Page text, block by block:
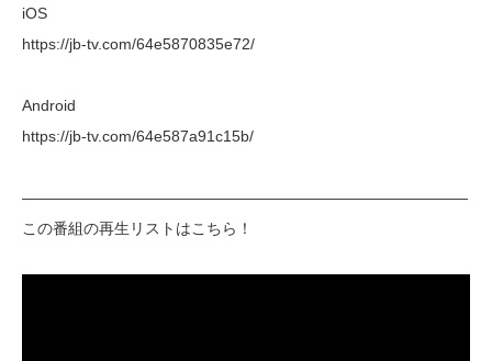
iOS
https://jb-tv.com/64e5870835e72/
Android
https://jb-tv.com/64e587a91c15b/
―――――――――――――――――――――――――――――
この番組の再生リストはこちら！